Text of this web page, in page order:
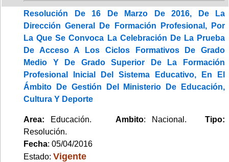
Resolución De 16 De Marzo De 2016, De La
Dirección General De Formación Profesional, Por
La Que Se Convoca La Celebración De La Prueba
De Acceso A Los Ciclos Formativos De Grado
Medio Y De Grado Superior De La Formación
Profesional Inicial Del Sistema Educativo, En El
Ámbito De Gestión Del Ministerio De Educación,
Cultura Y Deporte
Area: Educación.Ambito: Nacional.Tipo:
Resolución.
Fecha: 05/04/2016
Estado: Vigente